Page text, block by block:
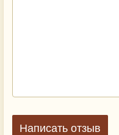
Написать отзыв